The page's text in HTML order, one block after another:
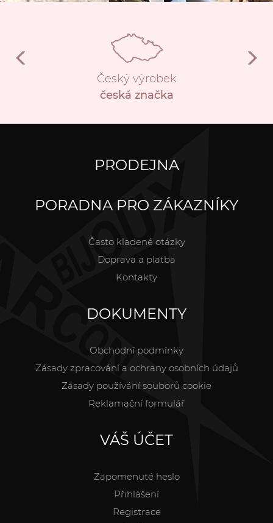
Český výrobek
česká značka
PRODEJNA
PORADNA PRO ZÁKAZNÍKY
Často kladené otázky
Doprava a platba
Kontakty
DOKUMENTY
Obchodní podmínky
Zásady zpracování a ochrany osobních údajů
Zásady používání souborů cookie
Reklamační formulář
VÁŠ ÚČET
Zapomenuté heslo
Přihlášení
Registrace